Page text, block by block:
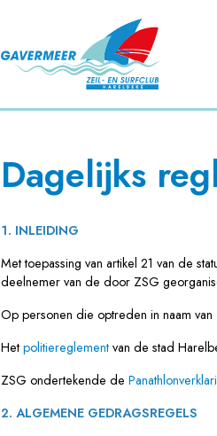
Dagelijks
1. INLEIDING
Met toepassing van artikel 21 van de
deelnemer van de door ZSG
Op personen die optreden in naam
Het politiereglement van de stad
ZSG ondertekende de
2. ALGEMENE GEDRAGSREGELS